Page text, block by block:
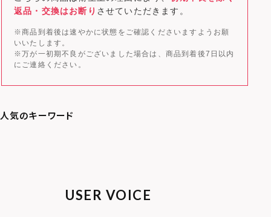
返品・交換はお断り させていただきます。
※商品到着後は速やかに状態をご確認くださいますようお願
いいたします。
※万が一初期不良がございました場合は、商品到着後7日以内
にご連絡ください。
USER VOICE